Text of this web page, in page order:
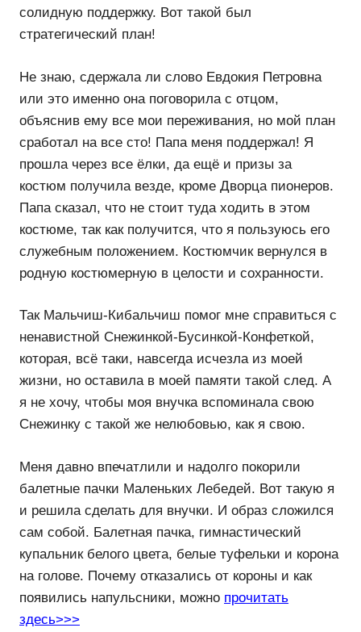
солидную поддержку. Вот такой был
стратегический план!
Не знаю, сдержала ли слово Евдокия Петровна
или это именно она поговорила с отцом,
объяснив ему все мои переживания, но мой план
сработал на все сто! Папа меня поддержал! Я
прошла через все ёлки, да ещё и призы за
костюм получила везде, кроме Дворца пионеров.
Папа сказал, что не стоит туда ходить в этом
костюме, так как получится, что я пользуюсь его
служебным положением. Костюмчик вернулся в
родную костюмерную в целости и сохранности.
Так Мальчиш-Кибальчиш помог мне справиться с
ненавистной Снежинкой-Бусинкой-Конфеткой,
которая, всё таки, навсегда исчезла из моей
жизни, но оставила в моей памяти такой след. А
я не хочу, чтобы моя внучка вспоминала свою
Снежинку с такой же нелюбовью, как я свою.
Меня давно впечатлили и надолго покорили
балетные пачки Маленьких Лебедей. Вот такую я
и решила сделать для внучки. И образ сложился
сам собой. Балетная пачка, гимнастический
купальник белого цвета, белые туфельки и корона
на голове. Почему отказались от короны и как
появились напульсники, можно прочитать
здесь>>>